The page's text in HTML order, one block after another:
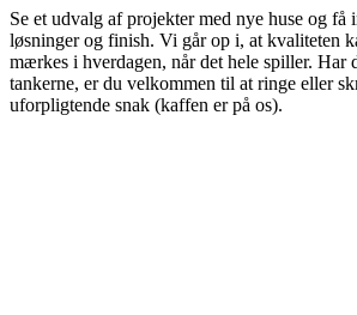
Se et udvalg af projekter med nye huse og få
løsninger og finish. Vi går op i, at kvaliteten
mærkes i hverdagen, når det hele spiller. Har
tankerne, er du velkommen til at ringe eller
uforpligtende snak (kaffen er på os).